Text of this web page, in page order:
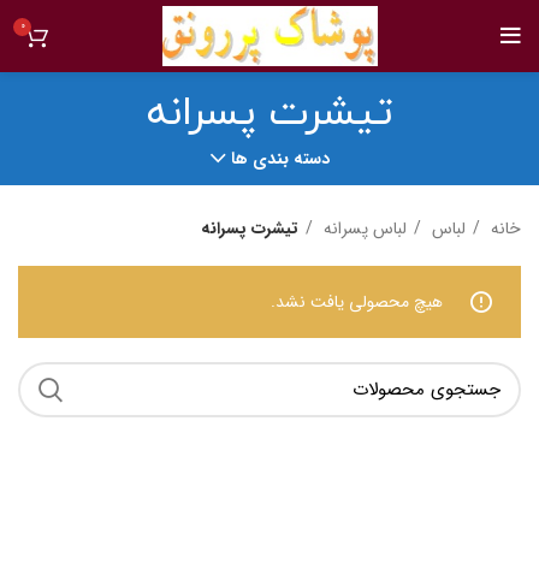
0
تیشرت پسرانه
دسته بندی ها
خانه لباس لباس پسرانه تیشرت پسرانه
هیچ محصولی یافت نشد.